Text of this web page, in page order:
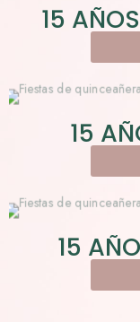
15
15
15